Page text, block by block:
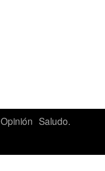
Opinión Saludo.